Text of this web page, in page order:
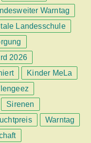
Warntag
Landesschule
2026
Kinder MeLa
Sirenen
Warntag